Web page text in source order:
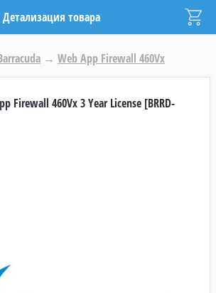
Детализация товара
→ Web App Firewall 460Vx
Firewall 460Vx 3 Year License [BRRD-